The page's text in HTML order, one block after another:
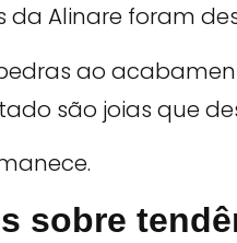
da Alinare foram
ao
são joias que
sobre